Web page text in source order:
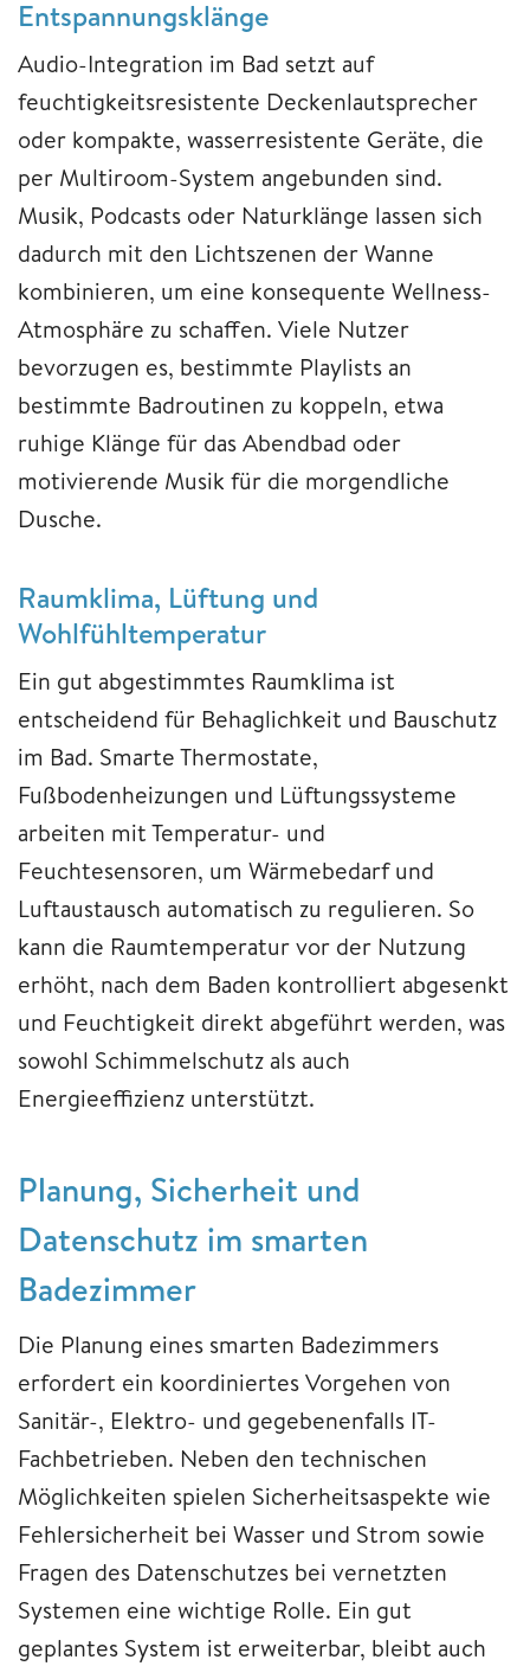
Entspannungsklänge
Audio-Integration im Bad setzt auf
feuchtigkeitsresistente Deckenlautsprecher
oder kompakte, wasserresistente Geräte, die
per Multiroom-System angebunden sind.
Musik, Podcasts oder Naturklänge lassen sich
dadurch mit den Lichtszenen der Wanne
kombinieren, um eine konsequente Wellness-
Atmosphäre zu schaffen. Viele Nutzer
bevorzugen es, bestimmte Playlists an
bestimmte Badroutinen zu koppeln, etwa
ruhige Klänge für das Abendbad oder
motivierende Musik für die morgendliche
Dusche.
Raumklima, Lüftung und
Wohlfühltemperatur
Ein gut abgestimmtes Raumklima ist
entscheidend für Behaglichkeit und Bauschutz
im Bad. Smarte Thermostate,
Fußbodenheizungen und Lüftungssysteme
arbeiten mit Temperatur- und
Feuchtesensoren, um Wärmebedarf und
Luftaustausch automatisch zu regulieren. So
kann die Raumtemperatur vor der Nutzung
erhöht, nach dem Baden kontrolliert abgesenkt
und Feuchtigkeit direkt abgeführt werden, was
sowohl Schimmelschutz als auch
Energieeffizienz unterstützt.
Planung, Sicherheit und
Datenschutz im smarten
Badezimmer
Die Planung eines smarten Badezimmers
erfordert ein koordiniertes Vorgehen von
Sanitär-, Elektro- und gegebenenfalls IT-
Fachbetrieben. Neben den technischen
Möglichkeiten spielen Sicherheitsaspekte wie
Fehlersicherheit bei Wasser und Strom sowie
Fragen des Datenschutzes bei vernetzten
Systemen eine wichtige Rolle. Ein gut
geplantes System ist erweiterbar, bleibt auch